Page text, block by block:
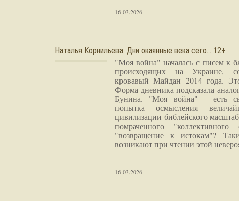
16.03.2026
Наталья Корнильева. Дни окаянные века сего… 12+
"Моя война" началась с писем к
происходящих на Украине,
кровавый Майдан 2014 года.
Форма дневника подсказала
Бунина. "Моя война" - есть
попытка осмысления
цивилизации библейского
помраченного
"возвращение к истокам"?
возникают при чтении этой
16.03.2026